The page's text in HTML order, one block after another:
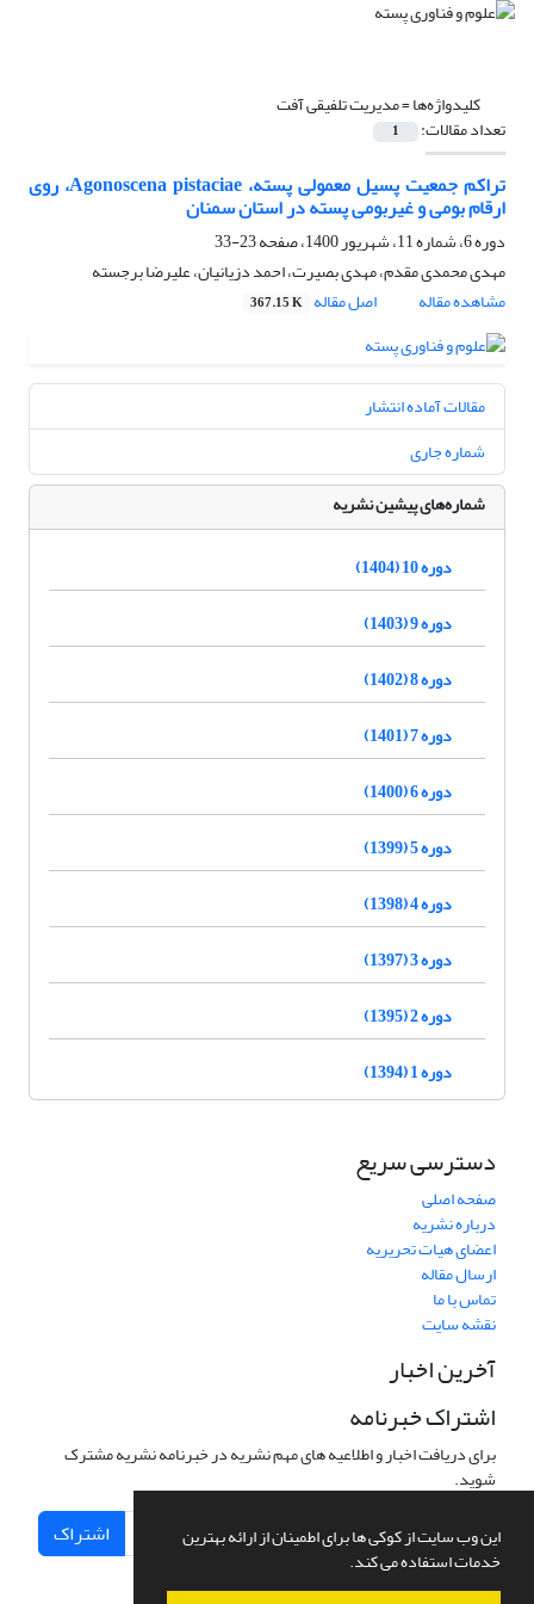
این وب سایت از کوکی ها برای اطمینان از ارائه بهترین
خدمات استفاده می کند.
کلیدواژه‌ها =مدیریت تلفیقی آفت
تعداد مقالات: 1
تراکم جمعیت پسیل معمولی پسته، Agonoscena pistaciae، روی
ارقام بومی و غیربومی پسته در استان سمنان
دوره 6، شماره 11، شهریور 1400، صفحه
23-33
مهدی محمدی مقدم، مهدی بصیرت، احمد دزیانیان، علیرضا برجسته
مشاهده مقاله
اصل مقاله 367.15 K
مقالات آماده انتشار
شماره جاری
شماره‌های پیشین نشریه
دوره 10 (1404)
دوره 9 (1403)
دوره 8 (1402)
دوره 7 (1401)
دوره 6 (1400)
دوره 5 (1399)
دوره 4 (1398)
دوره 3 (1397)
دوره 2 (1395)
دوره 1 (1394)
دسترسی سریع
صفحه اصلی
درباره نشریه
اعضای هیات تحریریه
ارسال مقاله
تماس با ما
نقشه سایت
آخرین اخبار
اشتراک خبرنامه
برای دریافت اخبار و اطلاعیه های مهم نشریه در خبرنامه نشریه مشترک
شوید.
اشتراک